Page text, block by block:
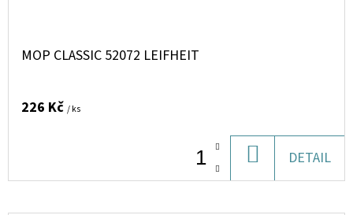
MOP CLASSIC 52072 LEIFHEIT
226 Kč / ks
KOŠÍKU
DETAIL